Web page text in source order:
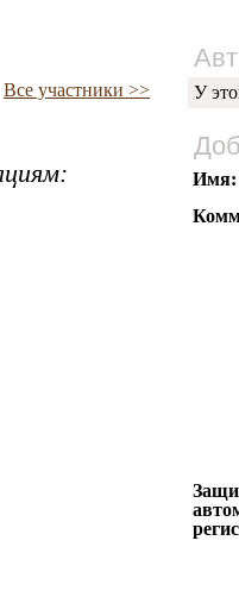
Все участники >> У
Имя: